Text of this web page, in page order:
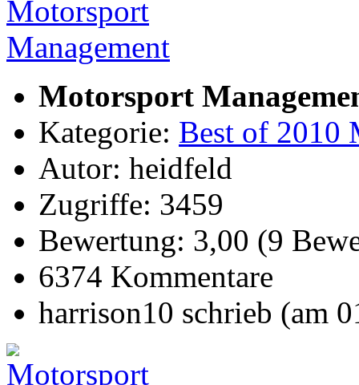
Motorsport
Kategorie: Best of 2010
Autor: heidfeld
Zugriffe: 3459
Bewertung: 3,00 (9
6374 Kommentare
harrison10 schrieb (am